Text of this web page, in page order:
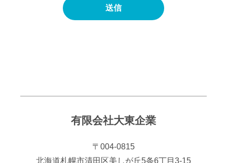
送信
有限会社大東企業
〒004-0815
北海道札幌市清田区美しが丘5条6丁目3-15